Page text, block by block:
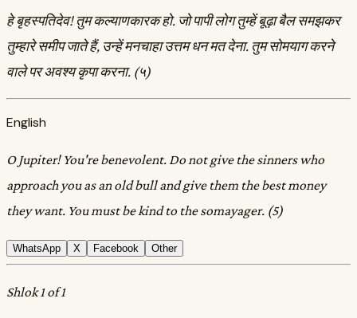
हे बृहस्पतिदेव! तुम कल्याणकारक हो. जो पापी लोग तुम्हें बूढ़ा बैल समझकर
तुम्हारे समीप जाते हैं, उन्हें मनचाहा उत्तम धन मत देना. तुम सोमयाग करने
वाले पर अवश्य कृपा करना. (५)
English
O Jupiter! You're benevolent. Do not give the sinners who
approach you as an old bull and give them the best money
they want. You must be kind to the somayager. (5)
WhatsApp X Facebook Other
Shlok 1 of 1